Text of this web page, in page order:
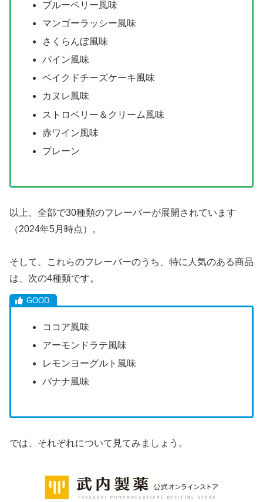
ブルーベリー風味
マンゴーラッシー風味
さくらんぼ風味
パイン風味
ベイクドチーズケーキ風味
カヌレ風味
ストロベリー＆クリーム風味
赤ワイン風味
プレーン
以上、全部で30種類のフレーバーが展開されています
（2024年5月時点）。
そして、これらのフレーバーのうち、特に人気のある商品
は、次の4種類です。
ココア風味
アーモンドラテ風味
レモンヨーグルト風味
バナナ風味
では、それぞれについて見てみましょう。